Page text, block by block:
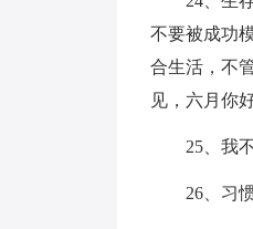
不要被成功
合生活，不
见，六月你
25、我
26、习